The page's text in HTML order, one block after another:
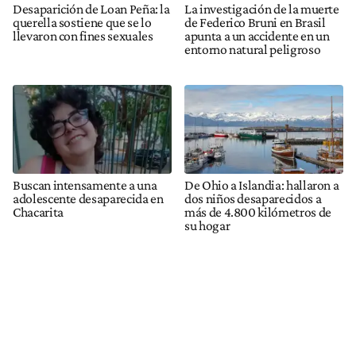
Desaparición de Loan Peña: la
querella sostiene que se lo
llevaron con fines sexuales
La investigación de la muerte
de Federico Bruni en Brasil
apunta a un accidente en un
entorno natural peligroso
Buscan intensamente a una
adolescente desaparecida en
Chacarita
De Ohio a Islandia: hallaron a
dos niños desaparecidos a
más de 4.800 kilómetros de
su hogar